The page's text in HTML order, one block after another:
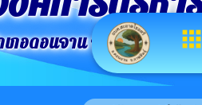
เภอดอนจาน จังหวัดกาฬสินธ์ุ